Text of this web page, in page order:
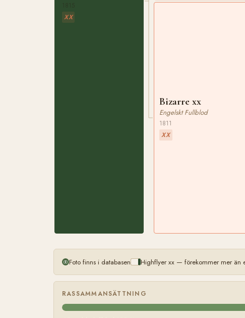
XX
Bizarre xx
Engelskt Fullblod
1811
XX
Foto finns i databasen Highflyer xx — förekommer mer än
RASSAMMANSÄTTNING